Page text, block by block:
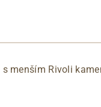
s menším Rivoli